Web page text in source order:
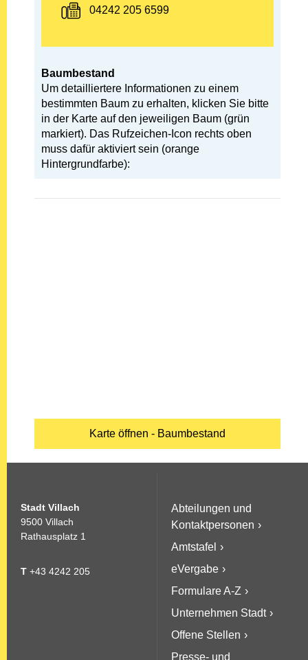
Fax:
04242 205 6599
Baumbestand
Um detailliertere Informationen zu einem
bestimmten Baum zu erhalten, klicken Sie bitte
in der Karte auf den jeweiligen Baum (grün
markiert). Das Rufzeichen-Icon rechts oben
muss dafür aktiviert sein (orange
Hintergrundfarbe):
Karte öffnen - Baumbestand
Stadt Villach
9500 Villach
Rathausplatz 1
T +43 4242 205
Abteilungen und
Kontaktpersonen
Amtstafel
eVergabe
Formulare A-Z
Unternehmen Stadt
Offene Stellen
Presse- und